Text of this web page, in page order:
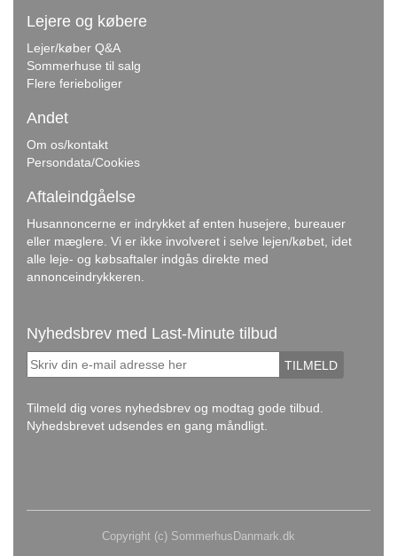
Lejere og købere
Lejer/køber Q&A
Sommerhuse til salg
Flere ferieboliger
Andet
Om os/kontakt
Persondata/Cookies
Aftaleindgåelse
Husannoncerne er indrykket af enten husejere, bureauer
eller mæglere. Vi er ikke involveret i selve lejen/købet, idet
alle leje- og købsaftaler indgås direkte med
annonceindrykkeren.
Nyhedsbrev med Last-Minute tilbud
TILMELD
Tilmeld dig vores nyhedsbrev og modtag gode tilbud.
Nyhedsbrevet udsendes en gang måndligt.
Copyright (c) SommerhusDanmark.dk